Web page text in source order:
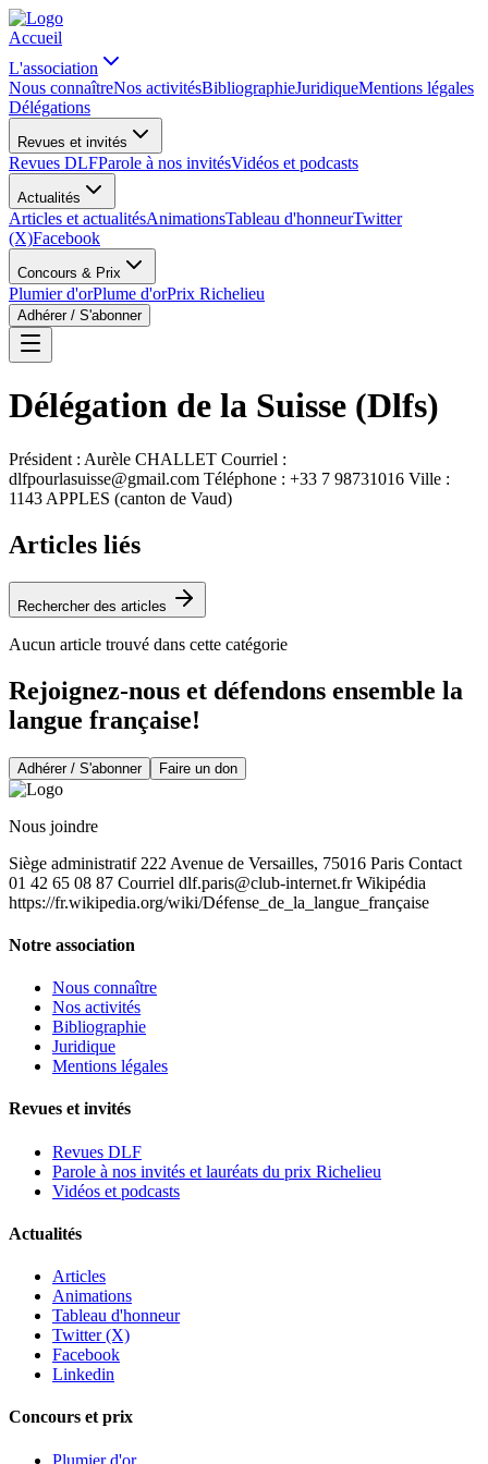
Accueil
L'association
Nous connaîtreNos activitésBibliographieJuridiqueMentions légales
Délégations
Revues et invités
Revues DLFParole à nos invitésVidéos et podcasts
Actualités
Articles et actualitésAnimationsTableau d'honneurTwitter
(X)Facebook
Concours & Prix
Plumier d'orPlume d'orPrix Richelieu
Adhérer / S'abonner
Délégation de la Suisse (Dlfs)
Président : Aurèle CHALLET Courriel :
dlfpourlasuisse@gmail.com Téléphone : +33 7 98731016 Ville :
1143 APPLES (canton de Vaud)
Articles liés
Rechercher des articles
Aucun article trouvé dans cette catégorie
Rejoignez-nous et défendons ensemble la
langue française!
Adhérer / S'abonner Faire un don
Nous joindre
Siège administratif 222 Avenue de Versailles, 75016 Paris Contact
01 42 65 08 87 Courriel dlf.paris@club-internet.frWikipédia
https://fr.wikipedia.org/wiki/Défense_de_la_langue_française
Notre association
Nous connaître
Nos activités
Bibliographie
Juridique
Mentions légales
Revues et invités
Revues DLF
Parole à nos invités et lauréats du prix Richelieu
Vidéos et podcasts
Actualités
Articles
Animations
Tableau d'honneur
Twitter (X)
Facebook
Linkedin
Concours et prix
Plumier d'or